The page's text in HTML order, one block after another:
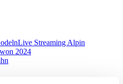
Live Streaming Alpin
2024